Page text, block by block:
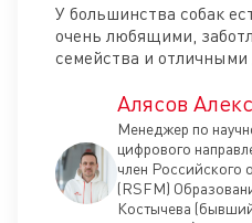
У большинства собак
очень любящими,
семейства и отличными
Алясов
Менеджер по
цифрового
член
(RSFM)
Костычева